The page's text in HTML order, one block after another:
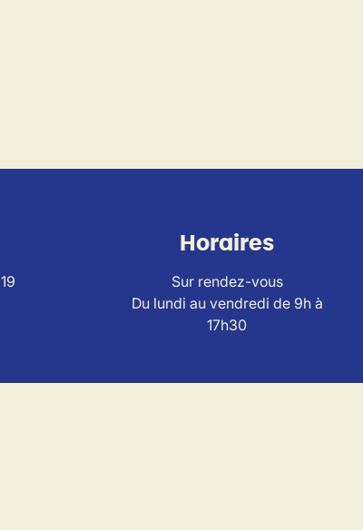
Horaires
Sur rendez-vous
Du lundi au vendredi de 9h à
17h30